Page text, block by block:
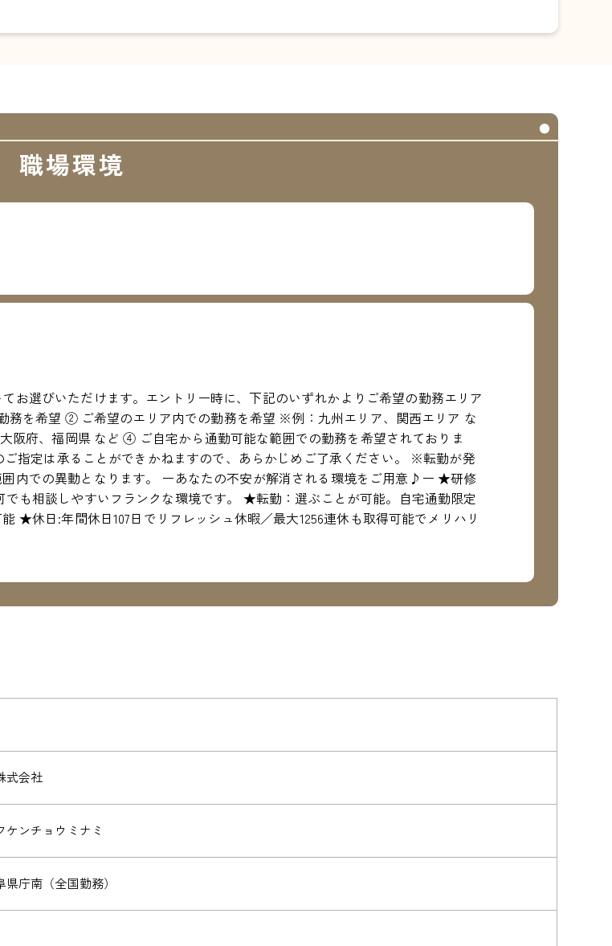
職場環境
お選びいただけます。エントリー時に、下記のいずれかよりご希望の勤務エリア
務を希望 ② ご希望のエリア内での勤務を希望 ※例：九州エリア、関西エリア な
府、福岡県 など ④ ご自宅から通勤可能な範囲での勤務を希望されておりま
指定は承ることができかねますので、あらかじめご了承ください。 ※転勤が発
内での異動となります。 ーあなたの不安が解消される環境をご用意♪ー ★研修
も相談しやすいフランクな環境です。 ★転勤：選ぶことが可能。自宅通勤限定
★休日:年間休日107日でリフレッシュ休暇／最大1256連休も取得可能でメリハリ
式会社
ンチョウミナミ
庁南（全国勤務）